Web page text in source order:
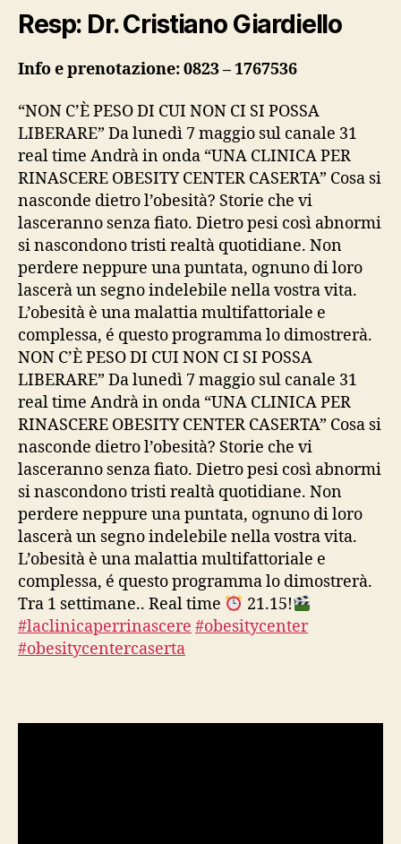
Resp: Dr. Cristiano Giardiello
Info e prenotazione: 0823 – 1767536
“NON C’È PESO DI CUI NON CI SI POSSA
LIBERARE” Da lunedì 7 maggio sul canale 31
real time Andrà in onda “UNA CLINICA PER
RINASCERE OBESITY CENTER CASERTA” Cosa si
nasconde dietro l’obesità? Storie che vi
lasceranno senza fiato. Dietro pesi così abnormi
si nascondono tristi realtà quotidiane. Non
perdere neppure una puntata, ognuno di loro
lascerà un segno indelebile nella vostra vita.
L’obesità è una malattia multifattoriale e
complessa, é questo programma lo dimostrerà.
NON C’È PESO DI CUI NON CI SI POSSA
LIBERARE” Da lunedì 7 maggio sul canale 31
real time Andrà in onda “UNA CLINICA PER
RINASCERE OBESITY CENTER CASERTA” Cosa si
nasconde dietro l’obesità? Storie che vi
lasceranno senza fiato. Dietro pesi così abnormi
si nascondono tristi realtà quotidiane. Non
perdere neppure una puntata, ognuno di loro
lascerà un segno indelebile nella vostra vita.
L’obesità è una malattia multifattoriale e
complessa, é questo programma lo dimostrerà.
Tra 1 settimane.. Real time
21.15!
#laclinicaperrinascere #obesitycenter
#obesitycentercaserta